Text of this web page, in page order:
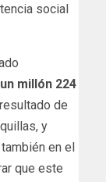
social
un millón 224
de
y
también en el
que este